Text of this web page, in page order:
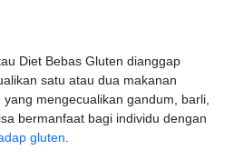
Diet Bebas Gluten dianggap
satu atau dua makanan
mengecualikan gandum, barli,
bermanfaat bagi individu dengan
gluten.